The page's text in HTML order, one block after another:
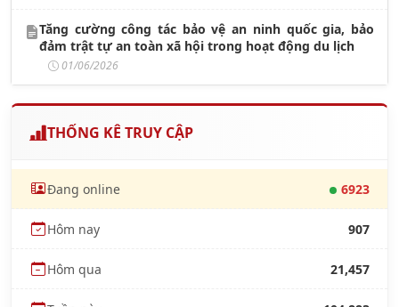
Tăng cường công tác bảo vệ an ninh quốc gia, bảo
đảm trật tự an toàn xã hội trong hoạt động du lịch
01/06/2026
THỐNG KÊ TRUY CẬP
Đang online 6923
Hôm nay 907
Hôm qua 21,457